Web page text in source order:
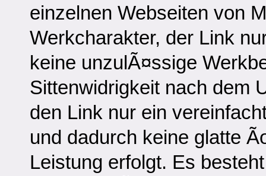
einzelnen Webseiten von
Werkcharakter, der Link
keine unzulÃ¤ssige
Sittenwidrigkeit nach dem
den Link nur ein
und dadurch keine glatte
Leistung erfolgt. Es